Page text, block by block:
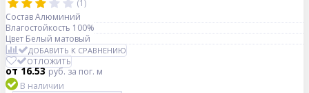
(1)
СоставАлюминий
Влагостойкость 100%
Цвет Белый матовый
ДОБАВИТЬ К СРАВНЕНИЮ
ОТЛОЖИТЬ
от 16.53руб.за пог. м
В наличии